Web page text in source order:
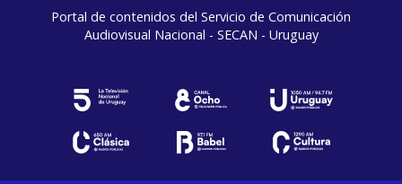
Portal de contenidos del Servicio de Comunicación
Audiovisual Nacional - SECAN - Uruguay